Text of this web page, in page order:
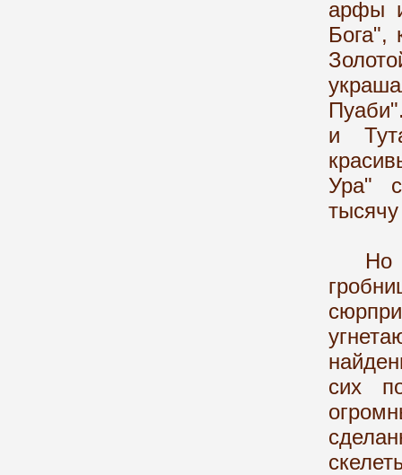
арфы
Бога",
и
Ура"
тысячу
Но
сих